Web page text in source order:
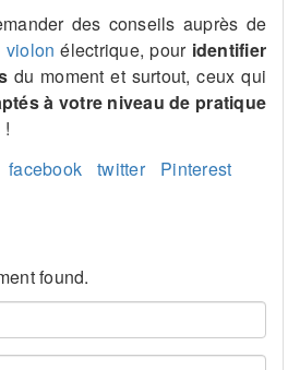
des conseils auprès de
violon électrique, pour identifier
du moment et surtout, ceux qui
à votre niveau de pratique
!
facebook twitter
Pinterest
found.